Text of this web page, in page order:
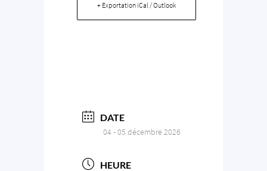
+ Exportation iCal / Outlook
DATE
04 - 05 décembre 2026
HEURE